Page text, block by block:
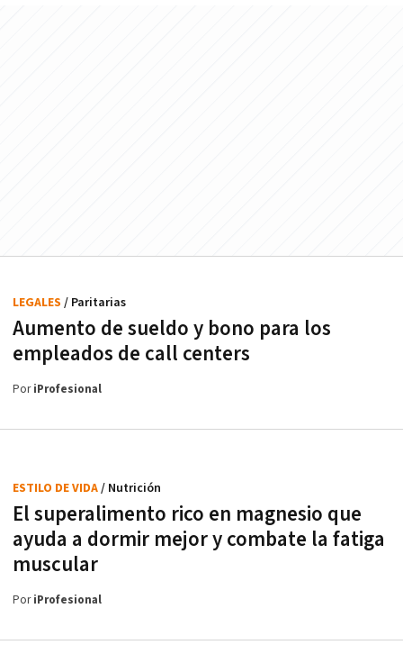
Aumento de sueldo y bono para los
empleados de call centers
LEGALES / Paritarias
PoriProfesional
El superalimento rico en magnesio que
ayuda a dormir mejor y combate la fatiga
muscular
ESTILO DE VIDA/ Nutrición
PoriProfesional